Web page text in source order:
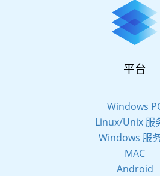
平台
Windows
Linux/Unix 服
Windows 服
MAC
Android